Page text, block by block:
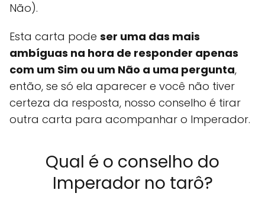
Não).
Esta carta pode ser uma das mais
ambíguas na hora de responder apenas
com um Sim ou um Não a uma pergunta,
então, se só ela aparecer e você não tiver
certeza da resposta, nosso conselho é tirar
outra carta para acompanhar o Imperador.
Qual é o conselho do
Imperador no tarô?